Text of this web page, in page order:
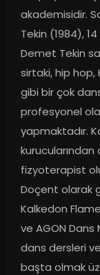
akademisidir.
Tekin (1984),
Demet Tekin
sirtaki, hip
gibi bir çok
profesyonel
yapmaktadır.
fizyoterapist
Doçent olarak
Kalkedon
ve AGON
dans dersleri
başta olmak